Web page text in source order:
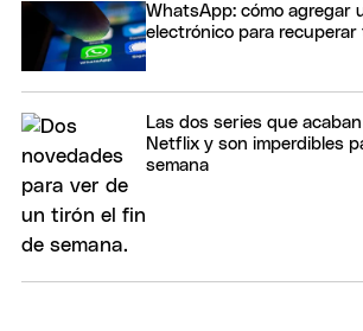
WhatsApp: cómo agregar
electrónico para
Las dos series que
Netflix y son imperdibles
semana